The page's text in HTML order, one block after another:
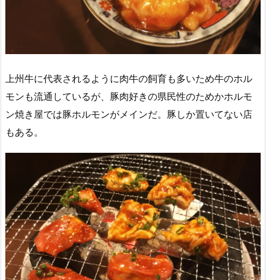
上州牛に代表されるように肉牛の飼育も多いため牛のホル
モンも流通しているが、豚肉好きの県民性のためかホルモ
ン焼き屋では豚ホルモンがメインだ。豚しか置いてない店
もある。